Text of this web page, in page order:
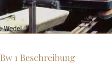
Bw 1 Beschreibung